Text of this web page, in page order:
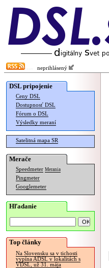
neprihlásený
DSL pripojenie
Ceny DSL
Dostupnosť DSL
Fórum o DSL
Výsledky meraní
Satelitná mapa SR
Merače
Speedmeter Merania
Pingmeter
Googlemeter
Hľadanie
Top články
Na Slovensku sa v tichosti
vypína ADSL v lokalitách s
VDSL, už 31. mája